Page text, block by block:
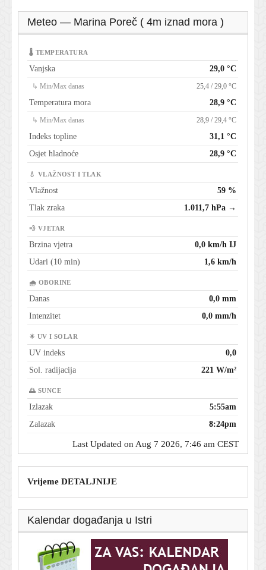
Meteo — Marina Poreč ( 4m iznad mora )
🌡 TEMPERATURA
Vanjska 29,0 °C
↳ Min/Max danas 25,4 / 29,0 °C
Temperatura mora 28,9 °C
↳ Min/Max danas 28,9 / 29,4 °C
Indeks topline
31,1 °C
Osjet hladnoće
28,9 °C
💧 VLAŽNOST I TLAK
Vlažnost
59 %
Tlak zraka
1.011,7 hPa →
💨 VJETAR
Brzina vjetra
0,0 km/h IJ
Udari (10 min)
1,6 km/h
🌧 OBORINE
Danas
0,0 mm
Intenzitet
0,0 mm/h
☀ UV I SOLAR
UV indeks
0,0
Sol. radijacija
221 W/m²
🌅 SUNCE
Izlazak
5:55am
Zalazak
8:24pm
Last Updated on Aug 7 2026, 7:46 am CEST
Vrijeme DETALJNIJE
Kalendar događanja u Istri